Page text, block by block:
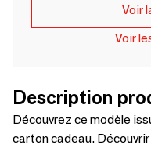
Voir
Voir
Description
Découvrez ce modèle
carton cadeau.